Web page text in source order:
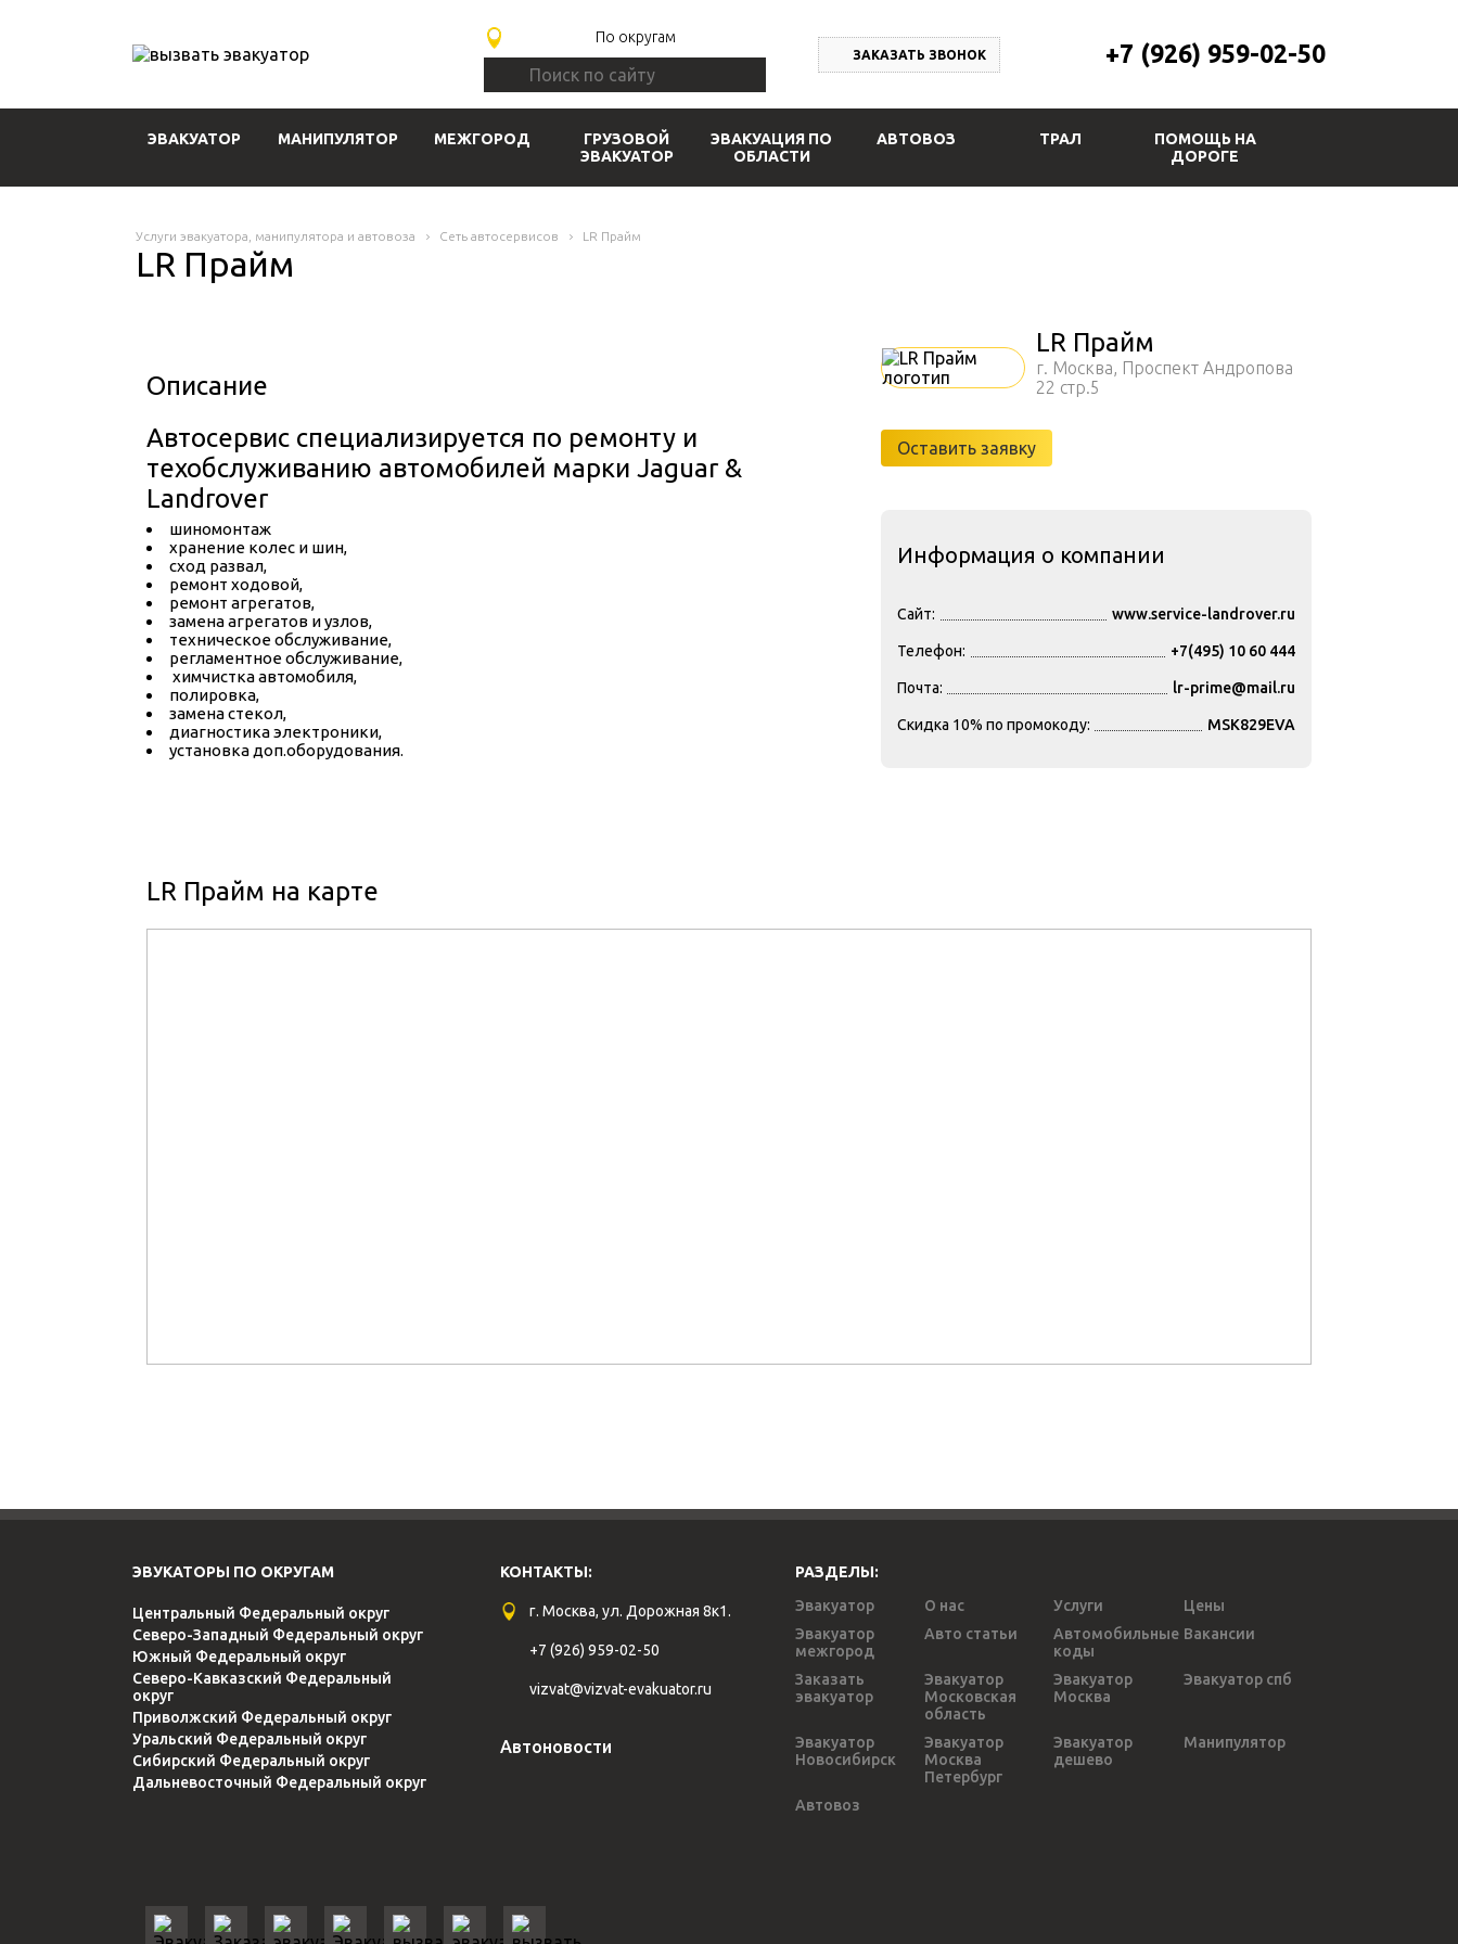
По округам
ЗАКАЗАТЬ ЗВОНОК +7 (926) 959-02-50
ЭВАКУАТОР МАНИПУЛЯТОР МЕЖГОРОД
ГРУЗОВОЙ
ЭВАКУАТОР
ЭВАКУАЦИЯ ПО
ОБЛАСТИ
АВТОВОЗ ТРАЛ
ПОМОЩЬ НА
ДОРОГЕ
Услуги эвакуатора, манипулятора и автовоза Сеть автосервисов LR Прайм
LR Прайм
Описание
Автосервис специализируется по ремонту и
техобслуживанию автомобилей марки Jaguar &
Landrover
шиномонтаж
хранение колес и шин,
сход развал,
ремонт ходовой,
ремонт агрегатов,
замена агрегатов и узлов,
техническое обслуживание,
регламентное обслуживание,
химчистка автомобиля,
полировка,
замена стекол,
диагностика электроники,
установка доп.оборудования.
LR Прайм
г. Москва, Проспект Андропова
22 стр.5
Оставить заявку
Информация о компании
Сайт: www.service-landrover.ru
Телефон: +7(495) 10 60 444
Почта: lr-prime@mail.ru
Скидка 10% по промокоду: MSK829EVA
LR Прайм на карте
ЭВУКАТОРЫ ПО ОКРУГАМ
Центральный Федеральный округ
Северо-Западный Федеральный округ
Южный Федеральный округ
Северо-Кавказский Федеральный
округ
Приволжский Федеральный округ
Уральский Федеральный округ
Сибирский Федеральный округ
Дальневосточный Федеральный округ
КОНТАКТЫ:
г. Москва, ул. Дорожная 8к1.
+7 (926) 959-02-50
vizvat@vizvat-evakuator.ru
Автоновости
РАЗДЕЛЫ:
Эвакуатор
О нас Услуги
Цены
Эвакуатор
межгород
Авто статьи
Автомобильные
коды
Вакансии
Заказать
эвакуатор
Эвакуатор
Московская
область
Эвакуатор
Москва
Эвакуатор спб
Эвакуатор
Новосибирск
Эвакуатор
Москва
Петербург
Эвакуатор
дешево
Манипулятор
Автовоз